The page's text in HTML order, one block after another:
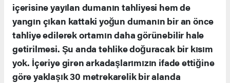
içerisine yayılan dumanın tahliyesi hem de
yangın çıkan kattaki yoğun dumanın bir an önce
tahliye edilerek ortamın daha görünebilir hale
getirilmesi. Şu anda tehlike doğuracak bir kısım
yok. İçeriye giren arkadaşlarımızın ifade ettiğine
göre yaklaşık 30 metrekarelik bir alanda